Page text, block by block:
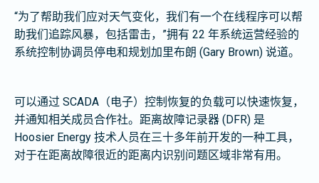
“为了帮助我们应对天气变化，我们有一个在线程序可以帮
助我们追踪风暴，包括雷击，”拥有 22 年系统运营经验的
系统控制协调员停电和规划加里布朗 (Gary Brown) 说道。
可以通过 SCADA（电子）控制恢复的负载可以快速恢复，
并通知相关成员合作社。距离故障记录器 (DFR) 是
Hoosier Energy 技术人员在三十多年前开发的一种工具，
对于在距离故障很近的距离内识别问题区域非常有用。